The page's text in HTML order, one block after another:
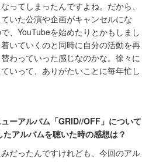
ってしまったんですよね。だから、
いた公演や企画がキャンセルにな
、YouTubeを始めたりとかもしまし
いていくのと同時に自分の活動を再
わっていった感じなのかな。徐々に
いって、ありがたいことに毎年忙し
ーアルバム 「GRID//OFF 」 について
たアルバムを聴いた時の感想は？
だったんですけれども、今回のアル